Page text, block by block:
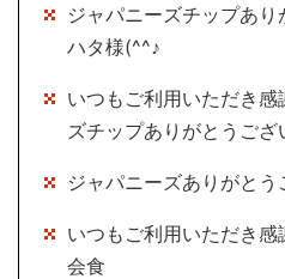
ジャパニーズチップあ
ハタ様(^^♪
いつもご利用いただき
ズチップありがとうござ
ジャパニーズありがと
いつもご利用いただき
会食